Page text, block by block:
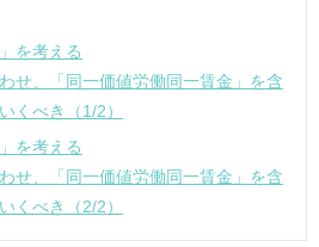
を考える
せ、「同一価値労働同一賃金」を含
くべき（1/2）
を考える
せ、「同一価値労働同一賃金」を含
くべき（2/2）